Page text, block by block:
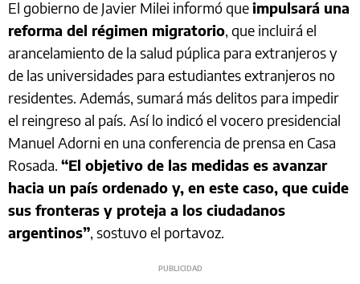
El gobierno de Javier Milei informó queimpulsará una
reforma del régimen migratorio, que incluirá el
arancelamiento de la salud púplica para extranjeros y
de las universidades para estudiantes extranjeros no
residentes. Además, sumará más delitos para impedir
el reingreso al país. Así lo indicó el vocero presidencial
Manuel Adorni en una conferencia de prensa en Casa
Rosada. “El objetivo de las medidas es avanzar
hacia un país ordenado y, en este caso, que cuide
sus fronteras y proteja a los ciudadanos
argentinos”, sostuvo el portavoz.